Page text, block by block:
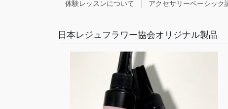
体験レッスンについて
アクセサリーベーシック
日本レジュフラワー協会オリジナル製品